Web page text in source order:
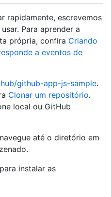
rapidamente, escrevemos
Para aprender a
própria, confira Criando
a eventos de
github-app-js-sample.
Clonar um repositório.
local ou GitHub
até o diretório em
para instalar as